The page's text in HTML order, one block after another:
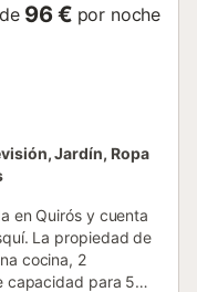
96 € por noche
Jardín, Ropa
en Quirós y cuenta
La propiedad de
cocina, 2
capacidad para 5